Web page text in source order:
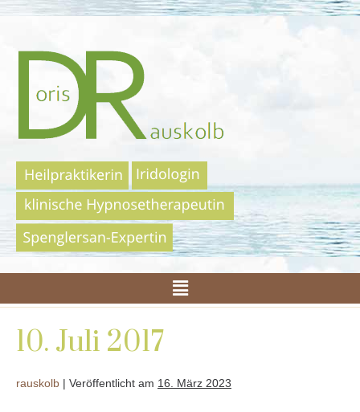
10. Juli 2017
rauskolb | Veröffentlicht am 16. März 2023